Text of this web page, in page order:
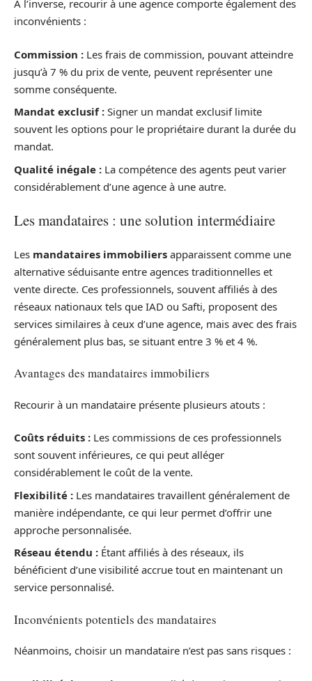
À l’inverse, recourir à une agence comporte également des
inconvénients :
Commission : Les frais de commission, pouvant atteindre
jusqu’à 7 % du prix de vente, peuvent représenter une
somme conséquente.
Mandat exclusif : Signer un mandat exclusif limite
souvent les options pour le propriétaire durant la durée du
mandat.
Qualité inégale : La compétence des agents peut varier
considérablement d’une agence à une autre.
Les mandataires : une solution intermédiaire
Les mandataires immobiliers apparaissent comme une
alternative séduisante entre agences traditionnelles et
vente directe. Ces professionnels, souvent affiliés à des
réseaux nationaux tels que IAD ou Safti, proposent des
services similaires à ceux d’une agence, mais avec des frais
généralement plus bas, se situant entre 3 % et 4 %.
Avantages des mandataires immobiliers
Recourir à un mandataire présente plusieurs atouts :
Coûts réduits : Les commissions de ces professionnels
sont souvent inférieures, ce qui peut alléger
considérablement le coût de la vente.
Flexibilité : Les mandataires travaillent généralement de
manière indépendante, ce qui leur permet d’offrir une
approche personnalisée.
Réseau étendu : Étant affiliés à des réseaux, ils
bénéficient d’une visibilité accrue tout en maintenant un
service personnalisé.
Inconvénients potentiels des mandataires
Néanmoins, choisir un mandataire n’est pas sans risques :